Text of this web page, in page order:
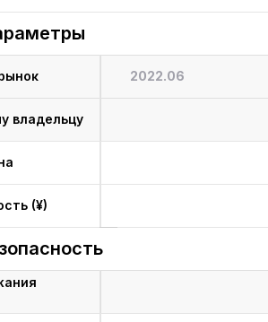
2022.06
владельцу
(¥)